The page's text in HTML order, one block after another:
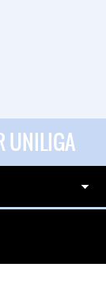
UNILIGA